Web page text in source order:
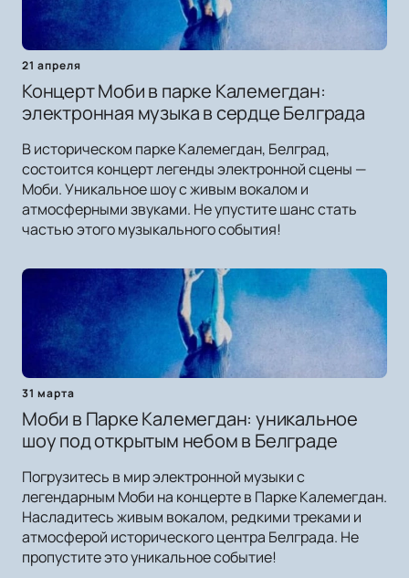
21 апреля
Концерт Моби в парке Калемегдан:
электронная музыка в сердце Белграда
В историческом парке Калемегдан, Белград,
состоится концерт легенды электронной сцены —
Моби. Уникальное шоу с живым вокалом и
атмосферными звуками. Не упустите шанс стать
частью этого музыкального события!
31 марта
Моби в Парке Калемегдан: уникальное
шоу под открытым небом в Белграде
Погрузитесь в мир электронной музыки с
легендарным Моби на концерте в Парке Калемегдан.
Насладитесь живым вокалом, редкими треками и
атмосферой исторического центра Белграда. Не
пропустите это уникальное событие!